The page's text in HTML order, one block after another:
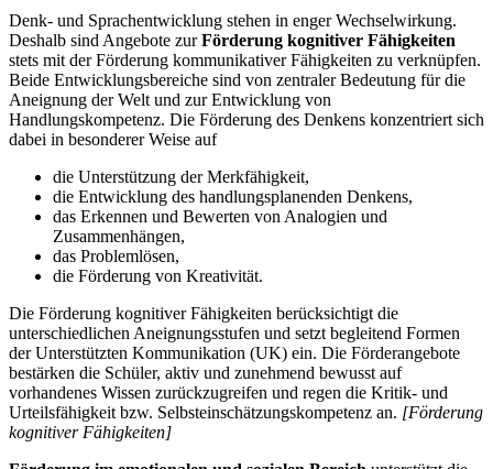
Denk- und Sprachentwicklung stehen in enger Wechselwirkung.
Deshalb sind Angebote zurFörderung kognitiver Fähigkeiten
stets mit der Förderung kommunikativer Fähigkeiten zu verknüpfen.
Beide Entwicklungsbereiche sind von zentraler Bedeutung für die
Aneignung der Welt und zur Entwicklung von
Handlungskompetenz. Die Förderung des Denkens konzentriert sich
dabei in besonderer Weise auf
die Unterstützung der Merkfähigkeit,
die Entwicklung des handlungsplanenden Denkens,
das Erkennen und Bewerten von Analogien und
Zusammenhängen,
das Problemlösen,
die Förderung von Kreativität.
Die Förderung kognitiver Fähigkeiten berücksichtigt die
unterschiedlichen Aneignungsstufen und setzt begleitend Formen
der Unterstützten Kommunikation (UK) ein. Die Förderangebote
bestärken die Schüler, aktiv und zunehmend bewusst auf
vorhandenes Wissen zurückzugreifen und regen die Kritik- und
Urteilsfähigkeit bzw. Selbsteinschätzungskompetenz an. [Förderung
kognitiver Fähigkeiten]